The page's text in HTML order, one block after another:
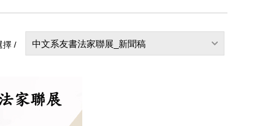
擇 / 中文系友書法家聯展_新聞稿